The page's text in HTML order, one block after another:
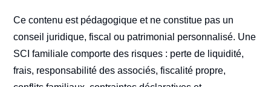
Ce contenu est pédagogique et ne constitue pas un
conseil juridique, fiscal ou patrimonial personnalisé. Une
SCI familiale comporte des risques : perte de liquidité,
frais, responsabilité des associés, fiscalité propre,